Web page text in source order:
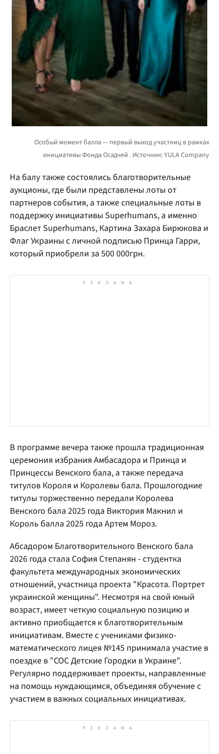
На балу также состоялись благотворительные
аукционы, где были представлены лоты от
партнеров события, а также специальные лоты в
поддержку инициативы Superhumans, а именно
Браслет Superhumans, Картина Захара Бирюкова и
Флаг Украины с личной подписью Принца Гарри,
который приобрели за 500 000грн.
В программе вечера также прошла традиционная
церемония избрания Амбасадора и Принца и
Принцессы Венского бала, а также передача
титулов Короля и Королевы бала. Прошлогодние
титулы торжественно передали Королева
Венского бала 2025 года Виктория Макнил и
Король балла 2025 года Артем Мороз.
Абсадором Благотворительного Венского бала
2026 года стала София Степанян - студентка
факультета международных экономических
отношений, участница проекта "Красота. Портрет
украинской женщины". Несмотря на свой юный
возраст, имеет четкую социальную позицию и
активно приобщается к благотворительным
инициативам. Вместе с учениками физико-
математического лицея №145 принимала участие в
поездке в "СОС Детские Городки в Украине".
Регулярно поддерживает проекты, направленные
на помощь нуждающимся, объединяя обучение с
участием в важных социальных инициативах.